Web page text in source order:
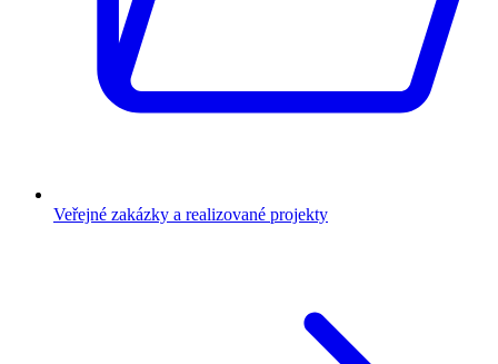
Veřejné zakázky a realizované projekty